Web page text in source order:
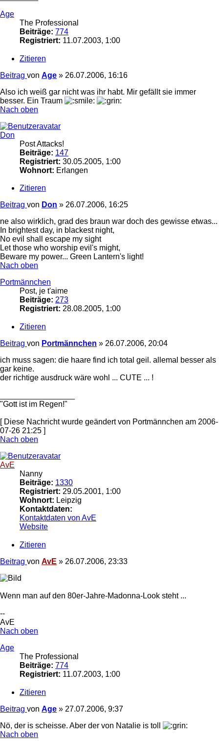
Age
The Professional
Beiträge: 774
Registriert: 11.07.2003, 1:00
Zitieren
Beitrag von Age » 26.07.2006, 16:16
Also ich weiß gar nicht was ihr habt. Mir gefällt sie immer
besser. Ein Traum
Nach oben
Don
Post Attacks!
Beiträge: 147
Registriert: 30.05.2005, 1:00
Wohnort: Erlangen
Zitieren
Beitrag von Don » 26.07.2006, 16:25
ne also wirklich, grad des braun war doch des gewisse etwas...
In brightest day, in blackest night,
No evil shall escape my sight
Let those who worship evil's might,
Beware my power... Green Lantern's light!
Nach oben
Portmännchen
Post, je t'aime
Beiträge: 273
Registriert: 28.08.2005, 1:00
Zitieren
Beitrag von Portmännchen » 26.07.2006, 20:04
ich muss sagen: die haare find ich total geil. allemal besser als
gar keine.
der richtige ausdruck wäre wohl ... CUTE ... !
"Gott ist im Regen!"
[ Diese Nachricht wurde geändert von Portmännchen am 2006-
07-26 21:25 ]
Nach oben
AvE
Nanny
Beiträge: 1330
Registriert: 29.05.2001, 1:00
Wohnort: Leipzig
Kontaktdaten:
Kontaktdaten von AvE
Website
Zitieren
Beitrag von AvE » 26.07.2006, 23:33
Wenn man auf den 80er-Jahre-Madonna-Look steht ...
--
AvE
Nach oben
Age
The Professional
Beiträge: 774
Registriert: 11.07.2003, 1:00
Zitieren
Beitrag von Age » 27.07.2006, 9:37
Nö, der is scheisse. Aber der von Natalie is toll
Nach oben